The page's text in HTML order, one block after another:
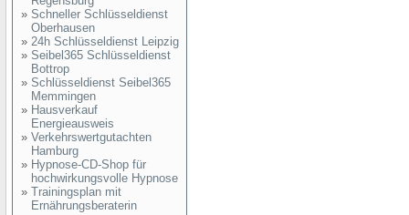
» Schneller Schlüsseldienst
Oberhausen
» 24h Schlüsseldienst Leipzig
» Seibel365 Schlüsseldienst
Bottrop
» Schlüsseldienst Seibel365
Memmingen
» Hausverkauf
Energieausweis
» Verkehrswertgutachten
Hamburg
» Hypnose-CD-Shop für
hochwirkungsvolle Hypnose
» Trainingsplan mit
Ernährungsberaterin